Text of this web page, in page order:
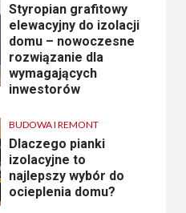
Styropian grafitowy
elewacyjny do izolacji
domu – nowoczesne
rozwiązanie dla
wymagających
inwestorów
BUDOWA I REMONT
Dlaczego pianki
izolacyjne to
najlepszy wybór do
ocieplenia domu?